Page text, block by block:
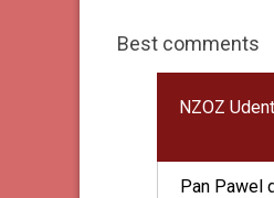
Best comments
NZOZ
Pan Pawel dobry stomatolog i